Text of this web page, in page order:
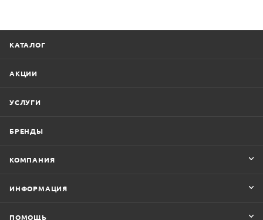
КАТАЛОГ
АКЦИИ
УСЛУГИ
БРЕНДЫ
КОМПАНИЯ
ИНФОРМАЦИЯ
ПОМОЩЬ